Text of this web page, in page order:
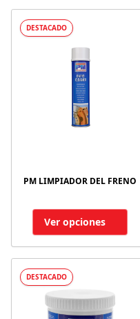
DESTACADO
PM LIMPIADOR DEL FRENO
Ver opciones
DESTACADO